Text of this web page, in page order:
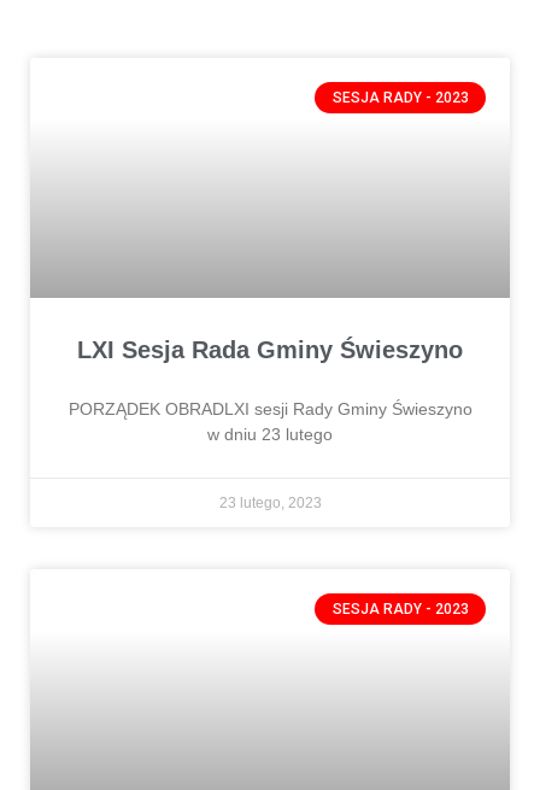
SESJA RADY - 2023
LXI Sesja Rada Gminy Świeszyno
PORZĄDEK OBRADLXI sesji Rady Gminy Świeszyno
w dniu 23 lutego
23 lutego, 2023
SESJA RADY - 2023